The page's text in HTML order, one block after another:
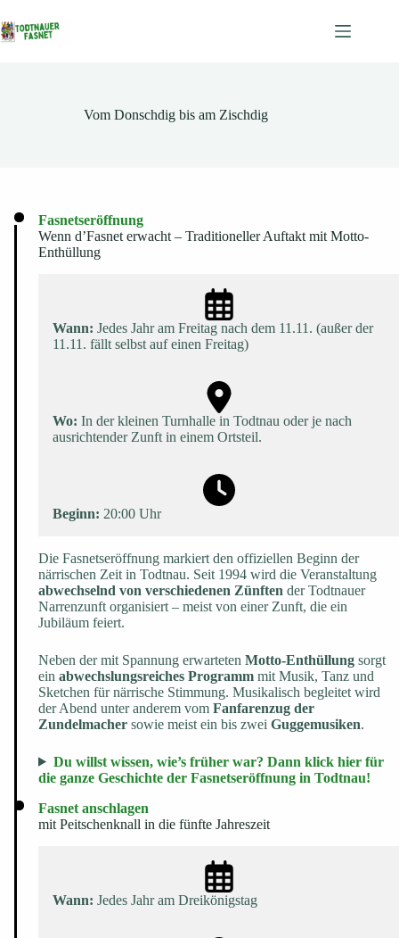
Inhalt
springen
Vom Donschdig bis am Zischdig
Fasnetseröffnung
Wenn d’Fasnet erwacht – Traditioneller Auftakt mit Motto-
Enthüllung
Wann: Jedes Jahr am Freitag nach dem 11.11. (außer der
11.11. fällt selbst auf einen Freitag)
Wo: In der kleinen Turnhalle in Todtnau oder je nach
ausrichtender Zunft in einem Ortsteil.
Beginn: 20:00 Uhr
Die Fasnetseröffnung markiert den offiziellen Beginn der
närrischen Zeit in Todtnau. Seit 1994 wird die Veranstaltung
abwechselnd von verschiedenen Zünften der Todtnauer
Narrenzunft organisiert – meist von einer Zunft, die ein
Jubiläum feiert.
Neben der mit Spannung erwarteten Motto-Enthüllung sorgt
ein abwechslungsreiches Programm mit Musik, Tanz und
Sketchen für närrische Stimmung. Musikalisch begleitet wird
der Abend unter anderem vom Fanfarenzug der
Zundelmacher sowie meist ein bis zwei Guggemusiken.
Du willst wissen, wie’s früher war? Dann klick hier für
die ganze Geschichte der Fasnetseröffnung in Todtnau!
Fasnet anschlagen
mit Peitschenknall in die fünfte Jahreszeit
Wann: Jedes Jahr am Dreikönigstag